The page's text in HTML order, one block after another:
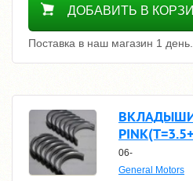
ДОБАВИТЬ В
Поставка в наш магазин 1 день.
06-
General Motors